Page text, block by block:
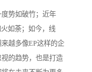
势如破竹；近年
如荼；如今，线
越多像EP这样的企
的趋势，也是打造